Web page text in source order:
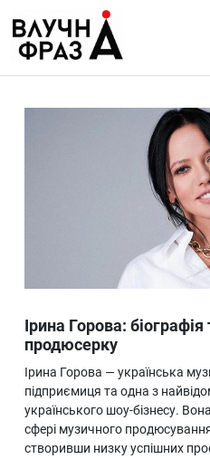
содержимому
Ukraine
Про нас
Ірина Горова:
продюсерку
Ірина Горова — українська
підприємиця та одна з
українського шоу-бізнесу.
сфері музичного
створивши низку успішних